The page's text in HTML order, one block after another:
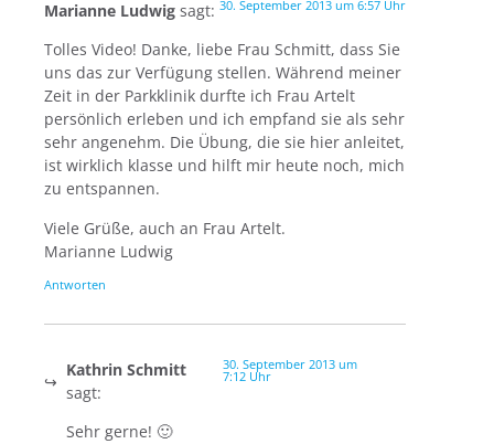
Marianne Ludwig sagt: 30. September 2013 um 6:57 Uhr
Tolles Video! Danke, liebe Frau Schmitt, dass Sie
uns das zur Verfügung stellen. Während meiner
Zeit in der Parkklinik durfte ich Frau Artelt
persönlich erleben und ich empfand sie als sehr
sehr angenehm. Die Übung, die sie hier anleitet,
ist wirklich klasse und hilft mir heute noch, mich
zu entspannen.
Viele Grüße, auch an Frau Artelt.
Marianne Ludwig
Antworten
Kathrin Schmitt
sagt:
30. September 2013 um
7:12 Uhr
Sehr gerne! 🙂